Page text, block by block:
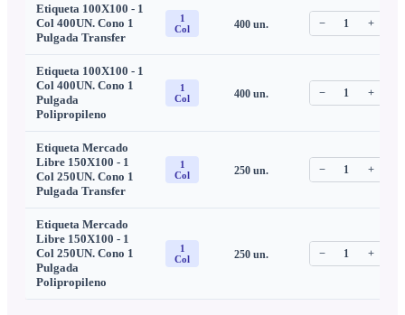
Etiqueta 100X100 - 1
Col 400UN. Cono 1
Pulgada Transfer
1
Col
400 un. − 1 +
Etiqueta 100X100 - 1
Col 400UN. Cono 1
Pulgada
Polipropileno
1
Col
400 un. − 1 +
Etiqueta Mercado
Libre 150X100 - 1
Col 250UN. Cono 1
Pulgada Transfer
1
Col
250 un. − 1 +
Etiqueta Mercado
Libre 150X100 - 1
Col 250UN. Cono 1
Pulgada
Polipropileno
1
Col
250 un. − 1 +